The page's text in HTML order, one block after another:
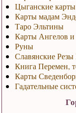
Цыганские карты
Карты мадам
Таро Эльтины
Карты Ангелов и
Руны
Славянские Резы
Книга Перемен,
Карты
Гадательные